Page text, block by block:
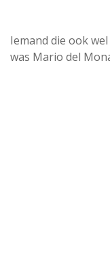
Iemand die ook
was Mario del